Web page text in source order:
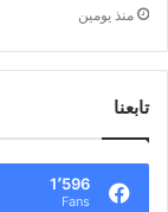
منذ يومين
تابعنا
1٬596
Fans